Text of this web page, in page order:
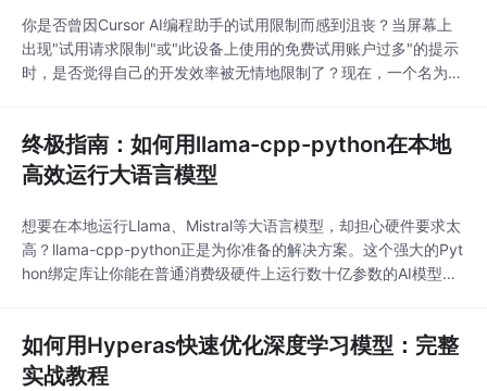
你是否曾因Cursor AI编程助手的试用限制而感到沮丧？当屏幕上
出现"试用请求限制"或"此设备上使用的免费试用账户过多"的提示
时，是否觉得自己的开发效率被无情地限制了？现在，一个名为C
心原理Cursor Free VIP的核心功能在于**智能机器标
终极指南：如何用llama-cpp-python在本地
高效运行大语言模型
想要在本地运行Llama、Mistral等大语言模型，却担心硬件要求太
高？llama-cpp-python正是为你准备的解决方案。这个强大的Pyt
hon绑定库让你能在普通消费级硬件上运行数十亿参数的AI模型，
么选择llama-cpp-python？三大核心优势
如何用Hyperas快速优化深度学习模型：完整
实战教程